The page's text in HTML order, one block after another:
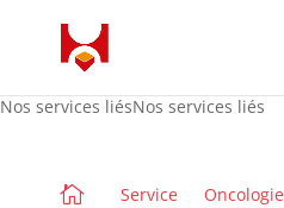
Nos services liésNos services liés
 Service Oncologie